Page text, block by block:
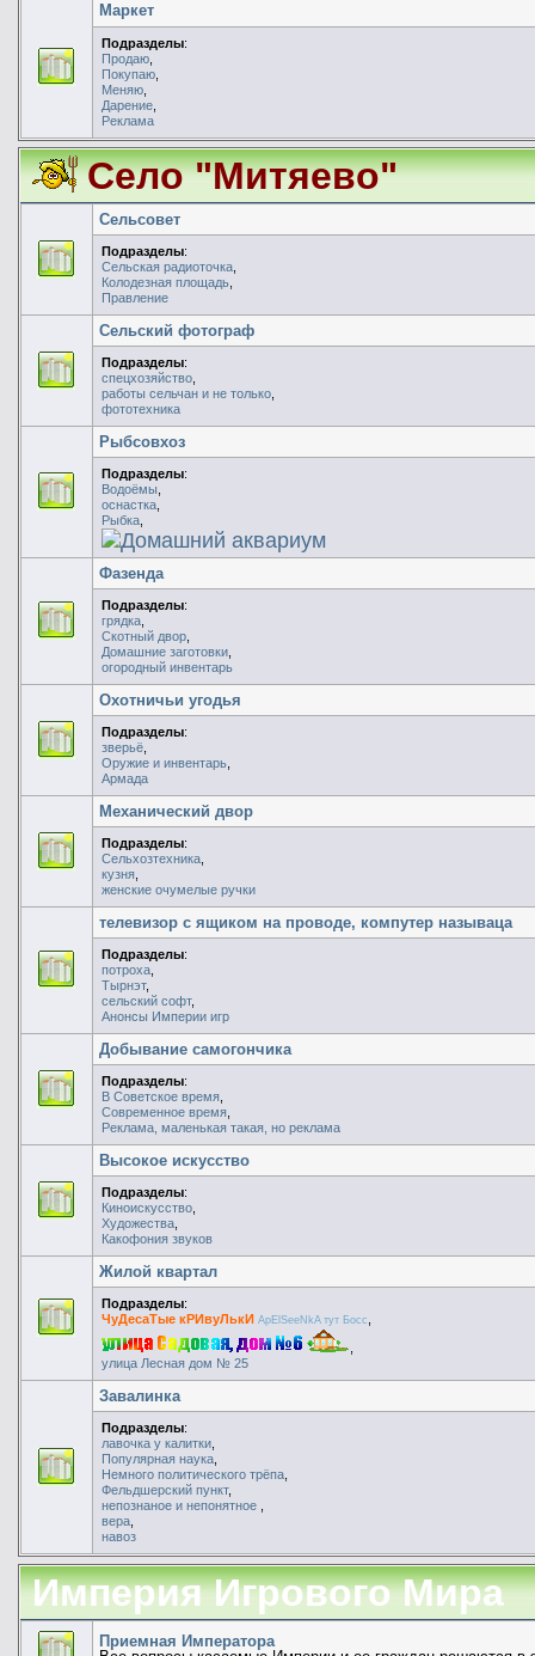
Маркет
Подразделы:
Продаю
Покупаю
Меняю
Дарение
Реклама
Село "Митяево"
Сельсовет
Подразделы:
Сельская радиоточка,
Колодезная площадь,
Правление
Сельский фотограф
Подразделы:
спецхозяйство,
работы сельчан и не только,
фототехника
Рыбсовхоз
Подразделы:
Водоёмы,
оснастка,
Рыбка,
Домашний аквариум
Фазенда
Подразделы:
грядка,
Скотный двор,
Домашние заготовки,
огородный инвентарь
Охотничьи угодья
Подразделы:
зверьё,
Оружие и инвентарь,
Армада
Механический двор
Подразделы:
Сельхозтехника,
кузня,
женские очумелые ручки
телевизор с ящиком на проводе, компутер называца
Подразделы:
потроха,
Тырнэт,
сельский софт,
Анонсы Империи игр
Добывание самогончика
Подразделы:
В Советское время,
Современное время,
Реклама, маленькая такая, но реклама
Высокое искусство
Подразделы:
Киноискусство,
Художества,
Какофония звуков
Жилой квартал
Подразделы:
ЧуДесаТые кРИвуЛькИ ApElSeeNkA тут Босс ,
,
улица Лесная дом № 25
Завалинка
Подразделы:
лавочка у калитки,
Популярная наука,
Немного политического трёпа,
Фельдшерский пункт,
непознаное и непонятное ,
вера,
навоз
Империя Игрового Мира
Приемная Императора